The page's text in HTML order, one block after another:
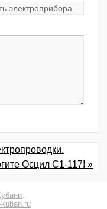
Осцил С1-117! »